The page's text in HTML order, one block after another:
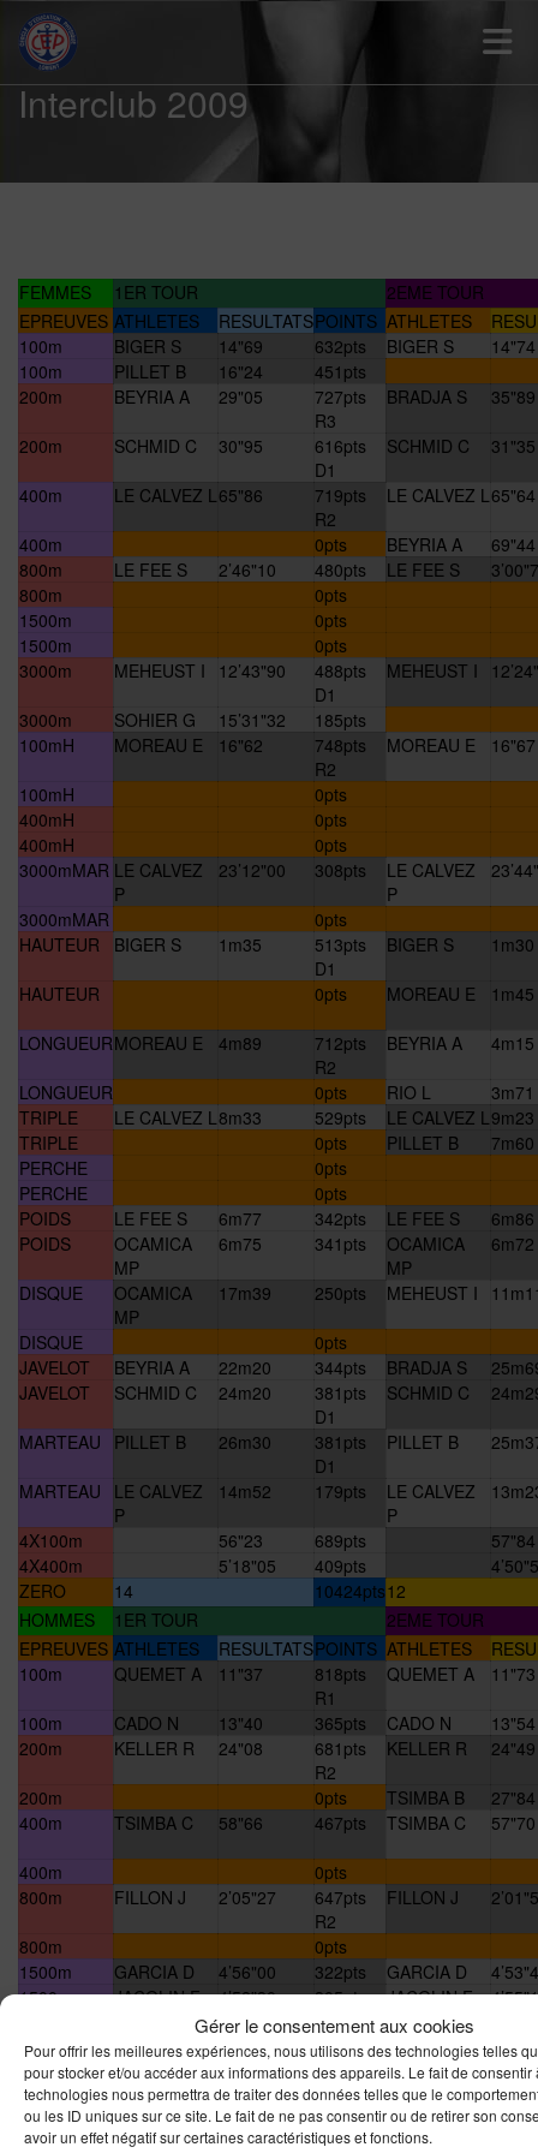
Gérer le consentement aux cookies
Pour offrir les meilleures expériences, nous utilisons des technologies telles
pour stocker et/ou accéder aux informations des appareils. Le fait de consentir
technologies nous permettra de traiter des données telles que le
ou les ID uniques sur ce site. Le fait de ne pas consentir ou de retirer son
avoir un effet négatif sur certaines caractéristiques et fonctions.
Interclub 2009
FEMMES 1ER TOUR
2EME TOUR
EPREUVES ATHLETES RESULTATSPOINTS ATHLETES
100m
BIGER S 14"69 632pts BIGER S
14"74
100m
PILLET B 16"24
451pts
200m
BEYRIA A 29"05
727pts
R3
BRADJA S 35"89
200m SCHMID C 30"95
616pts
D1
SCHMID C 31"35
400m LE CALVEZ L65"86
719pts
R2
LE CALVEZ L65"64
400m 0pts BEYRIA A
69"44
800m
LE FEE S 2’46"10 480pts LE FEE S
800m
0pts
1500m
0pts
1500m
0pts
3000m
MEHEUST I 12’43"90
488pts
D1
MEHEUST I
3000m SOHIER G 15’31"32
185pts
100mH
MOREAU E 16"62
748pts
R2
MOREAU E 16"67
100mH
0pts
400mH
0pts
400mH
0pts
3000mMAR LE CALVEZ
P
23’12"00 308pts
LE CALVEZ
P
3000mMAR
0pts
HAUTEUR
BIGER S 1m35
513pts
D1
BIGER S 1m30
HAUTEUR 0pts MOREAU E 1m45
LONGUEURMOREAU E 4m89
712pts
R2
BEYRIA A 4m15
LONGUEUR 0pts RIO L
3m71
TRIPLE
LE CALVEZ L8m33 529pts LE CALVEZ L9m23
TRIPLE
0pts PILLET B
7m60
PERCHE
0pts
PERCHE
0pts
POIDS
LE FEE S 6m77 342pts LE FEE S
6m86
POIDS
OCAMICA
MP
6m75 341pts
OCAMICA
MP
6m72
DISQUE
OCAMICA
MP
17m39 250pts MEHEUST I
DISQUE
0pts
JAVELOT
BEYRIA A 22m20 344pts BRADJA S
JAVELOT
SCHMID C 24m20
381pts
D1
SCHMID C
MARTEAU PILLET B 26m30
381pts
D1
PILLET B
MARTEAU
LE CALVEZ
P
14m52 179pts
LE CALVEZ
P
4X100m 56"23 689pts
57"84
4X400m
5’18"05 409pts
ZERO
14 10424pts12
HOMMES
1ER TOUR
2EME TOUR
EPREUVES ATHLETES RESULTATSPOINTS ATHLETES
100m
QUEMET A 11"37
818pts
R1
QUEMET A 11"73
100m CADO N 13"40 365pts CADO N
13"54
200m
KELLER R 24"08
681pts
R2
KELLER R 24"49
200m 0pts TSIMBA B
27"84
400m
TSIMBA C 58"66 467pts TSIMBA C 57"70
400m
0pts
800m
FILLON J 2’05"27
647pts
R2
FILLON J
800m
0pts
1500m
GARCIA D 4’56"00 322pts GARCIA D
1500m
JACGLIN F 4’58"30 305pts JACGLIN F
9’35"85
571pts
R2
3000m
0pts
5000m
MANELPHE
J
20’15"36 158pts POIREL R
5000m
0pts